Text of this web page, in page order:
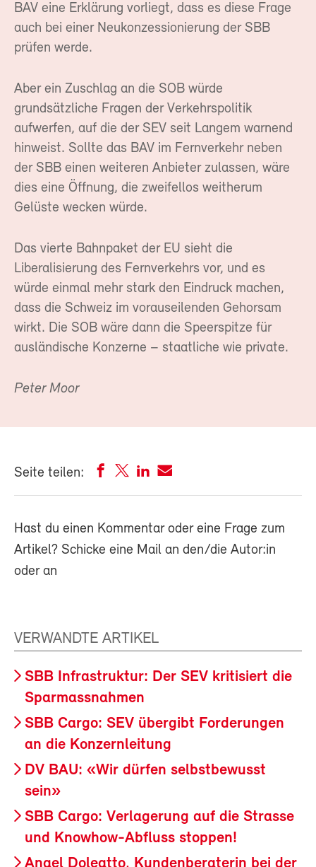
BAV eine Erklärung vorliegt, dass es diese Frage
auch bei einer Neukonzessionierung der SBB
prüfen werde.
Aber ein Zuschlag an die SOB würde
grundsätzliche Fragen der Verkehrspolitik
aufwerfen, auf die der SEV seit Langem warnend
hinweist. Sollte das BAV im Fernverkehr neben
der SBB einen weiteren Anbieter zulassen, wäre
dies eine Öffnung, die zweifellos weitherum
Gelüste wecken würde.
Das vierte Bahnpaket der EU sieht die
Liberalisierung des Fernverkehrs vor, und es
würde einmal mehr stark den Eindruck machen,
dass die Schweiz im vorauseilenden Gehorsam
wirkt. Die SOB wäre dann die Speerspitze für
ausländische Konzerne – staatliche wie private.
Peter Moor
Seite teilen:
Hast du einen Kommentar oder eine Frage zum
Artikel? Schicke eine Mail an den/die Autor:in
oder an
VERWANDTE ARTIKEL
SBB Infrastruktur: Der SEV kritisiert die
Sparmassnahmen
SBB Cargo: SEV übergibt Forderungen
an die Konzernleitung
DV BAU: «Wir dürfen selbstbewusst
sein»
SBB Cargo: Verlagerung auf die Strasse
und Knowhow-Abfluss stoppen!